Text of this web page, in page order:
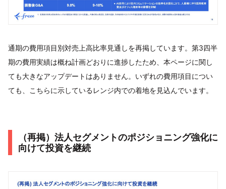
通期の費用項目別対売上高比率見通しを再掲しています。第3四半
期の費用実績は概ね計画どおりに進捗したため、本ページに関し
ても大きなアップデートはありません。いずれの費用項目につい
ても、こちらに示しているレンジ内での着地を見込んでいます。
（再掲）法人セグメントのポジショニング強化に
向けて投資を継続